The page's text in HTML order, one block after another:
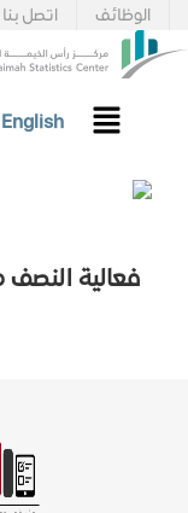
اتصل بنا الوظائف
English
فعالية